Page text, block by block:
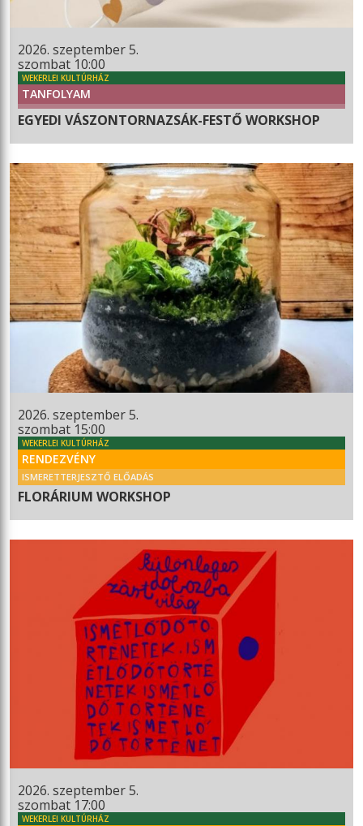
2026. szeptember 5.
szombat 10:00
WEKERLEI KULTÚRHÁZ
TANFOLYAM
EGYEDI VÁSZONTORNAZSÁK-FESTŐ WORKSHOP
2026. szeptember 5.
szombat 15:00
WEKERLEI KULTÚRHÁZ
RENDEZVÉNY
ISMERETTERJESZTŐ ELŐADÁS
FLORÁRIUM WORKSHOP
2026. szeptember 5.
szombat 17:00
WEKERLEI KULTÚRHÁZ